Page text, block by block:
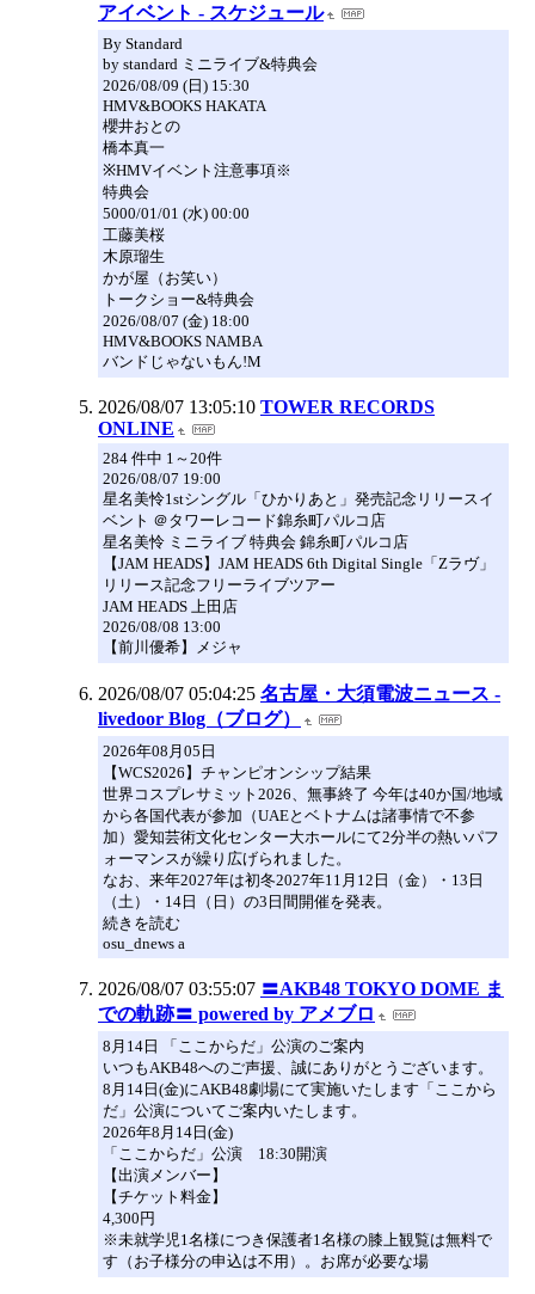
アイベント - スケジュール
By Standard
by standard ミニライブ&特典会
2026/08/09 (日) 15:30
HMV&BOOKS HAKATA
櫻井おとの
橋本真一
※HMVイベント注意事項※
特典会
5000/01/01 (水) 00:00
工藤美桜
木原瑠生
かが屋（お笑い）
トークショー&特典会
2026/08/07 (金) 18:00
HMV&BOOKS NAMBA
バンドじゃないもん!M
2026/08/07 13:05:10 TOWER RECORDS
ONLINE
284 件中 1～20件
2026/08/07 19:00
星名美怜1stシングル「ひかりあと」発売記念リリースイ
ベント ＠タワーレコード錦糸町パルコ店
星名美怜 ミニライブ 特典会 錦糸町パルコ店
【JAM HEADS】JAM HEADS 6th Digital Single「Zラヴ」
リリース記念フリーライブツアー
JAM HEADS 上田店
2026/08/08 13:00
【前川優希】メジャ
2026/08/07 05:04:25 名古屋・大須電波ニュース -
livedoor Blog（ブログ）
2026年08月05日
【WCS2026】チャンピオンシップ結果
世界コスプレサミット2026、無事終了 今年は40か国/地域
から各国代表が参加（UAEとベトナムは諸事情で不参
加）愛知芸術文化センター大ホールにて2分半の熱いパフ
ォーマンスが繰り広げられました。
なお、来年2027年は初冬2027年11月12日（金）・13日
（土）・14日（日）の3日間開催を発表。
続きを読む
osu_dnews a
2026/08/07 03:55:07 〓AKB48 TOKYO DOME ま
での軌跡〓 powered by アメブロ
8月14日 「ここからだ」公演のご案内
いつもAKB48へのご声援、誠にありがとうございます。
8月14日(金)にAKB48劇場にて実施いたします「ここから
だ」公演についてご案内いたします。
2026年8月14日(金)
「ここからだ」公演 18:30開演
【出演メンバー】
【チケット料金】
4,300円
※未就学児1名様につき保護者1名様の膝上観覧は無料で
す（お子様分の申込は不用）。お席が必要な場